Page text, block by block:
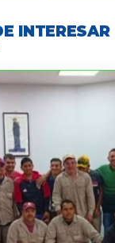
INTERESAR